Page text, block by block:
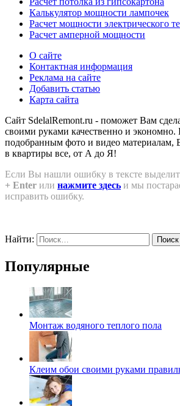
Калькулятор мощности лампочек
Расчет мощности электрического
Расчет амперной мощности
О сайте
Контактная информация
Реклама на сайте
Добавить статью
Карта сайта
Сайт SdelalRemont.ru - поможет Вам
своими руками качественно и экономно.
подобранным фото и видео материалам,
в квартиры все, от А до Я!
Если Вы нашли ошибку в тексте
+ Enter или нажмите здесь и мы
исправить ошибку.
Найти:
Популярные
Монтаж водяного теплого пола
Клеим обои своими руками